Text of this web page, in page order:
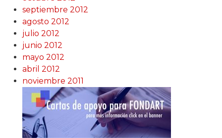
septiembre 2012
agosto 2012
julio 2012
junio 2012
mayo 2012
abril 2012
noviembre 2011